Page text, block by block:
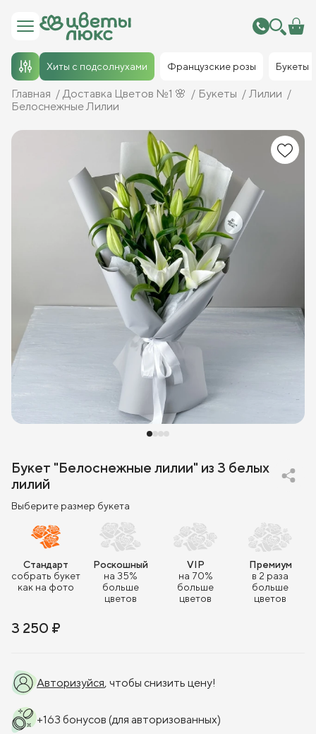
Хиты с подсолнухами Французские розы Букеты
Главная Доставка Цветов №1 🌸 Букеты
Лилии
Белоснежные Лилии
Букет "Белоснежные лилии" из 3 белых
лилий
Выберите размер букета
Стандарт
собрать букет
как на фото
Роскошный
на 35%
больше
цветов
VIP
на 70%
больше
цветов
Премиум
в 2 раза
больше
цветов
3 250 ₽
Авторизуйся, чтобы снизить цену!
+163 бонусов (для авторизованных)